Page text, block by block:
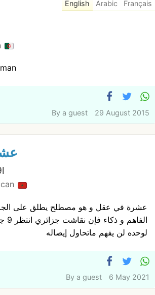
English Arabic Français
By a guest 29 August 2015
عشرة في عقل و هو مصطلح يطلق على
لوحده لن يفهم ماتحاول إيصاله
By a guest 6 May 2021